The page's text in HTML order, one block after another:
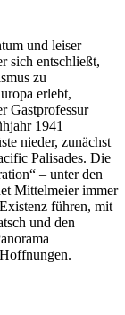
und leiser
sich entschließt,
zu
erlebt,
Gastprofessur
1941
nieder, zunächst
Palisades. Die
– unter den
Mittelmeier immer
führen, mit
und den